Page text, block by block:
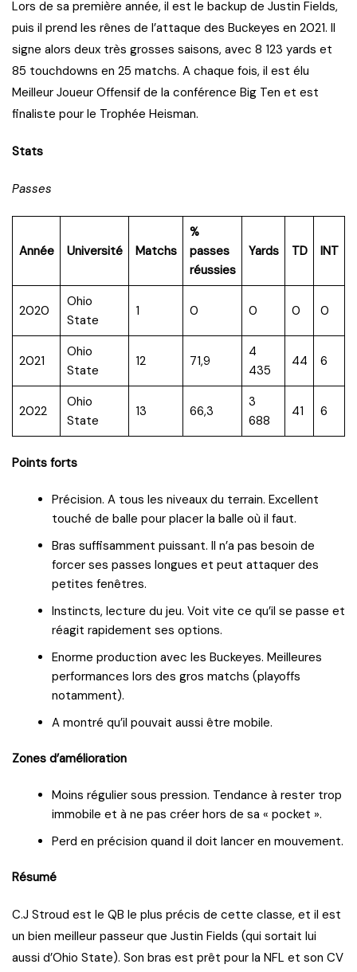
Lors de sa première année, il est le backup de Justin Fields,
puis il prend les rênes de l’attaque des Buckeyes en 2021. Il
signe alors deux très grosses saisons, avec 8 123 yards et
85 touchdowns en 25 matchs. A chaque fois, il est élu
Meilleur Joueur Offensif de la conférence Big Ten et est
finaliste pour le Trophée Heisman.
Stats
Passes
Année Université Matchs
%
passes
réussies
Yards TD INT
2020
Ohio
State
1 0 0 0 0
2021
Ohio
State
12 71,9
4
435
44 6
2022
Ohio
State
13 66,3
3
688
41 6
Points forts
Précision. A tous les niveaux du terrain. Excellent
touché de balle pour placer la balle où il faut.
Bras suffisamment puissant. Il n’a pas besoin de
forcer ses passes longues et peut attaquer des
petites fenêtres.
Instincts, lecture du jeu. Voit vite ce qu’il se passe et
réagit rapidement ses options.
Enorme production avec les Buckeyes. Meilleures
performances lors des gros matchs (playoffs
notamment).
A montré qu’il pouvait aussi être mobile.
Zones d’amélioration
Moins régulier sous pression. Tendance à rester trop
immobile et à ne pas créer hors de sa « pocket ».
Perd en précision quand il doit lancer en mouvement.
Résumé
C.J Stroud est le QB le plus précis de cette classe, et il est
un bien meilleur passeur que Justin Fields (qui sortait lui
aussi d’Ohio State). Son bras est prêt pour la NFL et son CV